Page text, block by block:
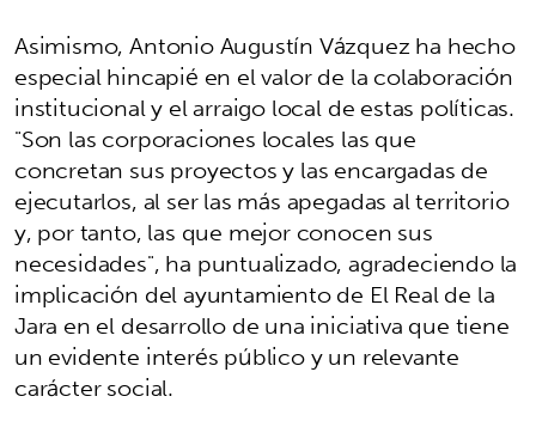
Asimismo, Antonio Augustín Vázquez ha hecho
especial hincapié en el valor de la colaboración
institucional y el arraigo local de estas políticas.
"Son las corporaciones locales las que
concretan sus proyectos y las encargadas de
ejecutarlos, al ser las más apegadas al territorio
y, por tanto, las que mejor conocen sus
necesidades", ha puntualizado, agradeciendo la
implicación del ayuntamiento de El Real de la
Jara en el desarrollo de una iniciativa que tiene
un evidente interés público y un relevante
carácter social.